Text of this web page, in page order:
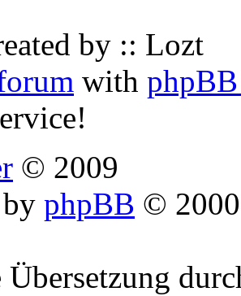
by :: Lozt
with
© 2009
phpBB ©
Übersetzung